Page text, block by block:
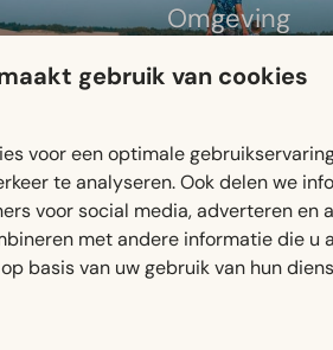
Omgeving
gebruik van cookies
voor een optimale
te analyseren. Ook delen we
voor social media, adverteren en
met andere informatie die u
basis van uw gebruik van hun